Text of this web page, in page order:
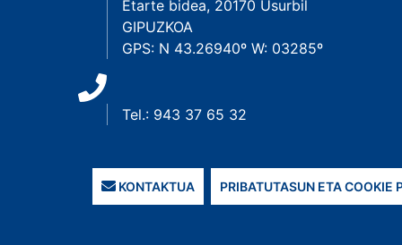
Etarte bidea, 20170 Usurbil
GIPUZKOA
GPS: N 43.26940º W: 03285º
Tel.: 943 37 65 32
KONTAKTUA PRIBATUTASUN ETA COOKIE